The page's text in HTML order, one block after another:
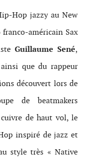
Hop jazzy au New
américain Sax
Guillaume Sené,
que du rappeur
découvert lors de
de beatmakers
de haut vol, le
inspiré de jazz et
style très « Native